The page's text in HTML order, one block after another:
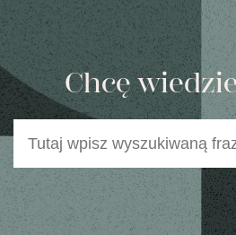
Chcę